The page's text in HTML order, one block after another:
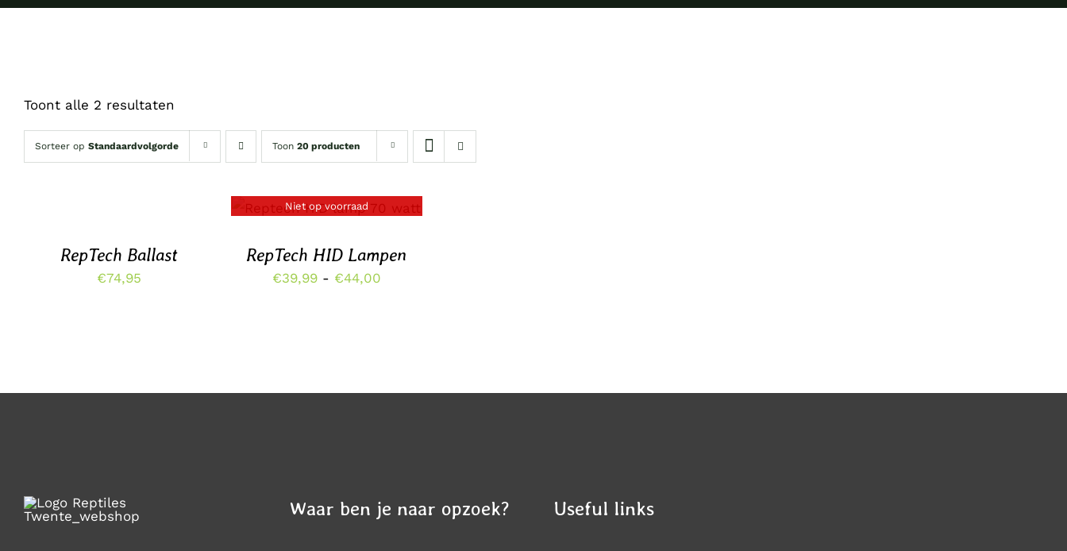
Toont alle 2 resultaten
Sorteer op Standaardvolgorde Toon 20 producten
HEEFT
MEERDERE
VARIATIES.
DE
RepTech Ballast
€74,95
Niet op voorraad
DETAILS
RepTech HID Lampen
€39,99 - €44,00Prijsklasse:
Waar ben je naar opzoek? Useful links